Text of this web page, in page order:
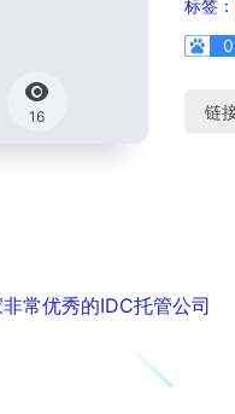
16
标签：
0
链
常优秀的IDC托管公司